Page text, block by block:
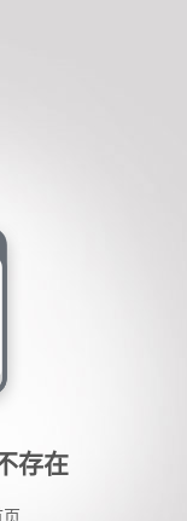
存在